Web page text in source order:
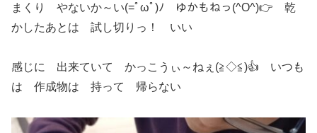
まくり やないか～い(=ﾟωﾟ)ﾉ ゆかもねっ(^O^)👉 乾
かしたあとは 試し切りっ！ いい
感じに 出来ていて かっこうぃ～ねぇ(≧◇≦)👍 いつも
は 作成物は 持って 帰らない